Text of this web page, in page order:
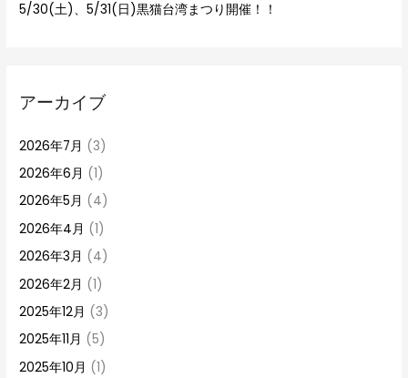
5/30(土)、5/31(日)黒猫台湾まつり開催！！
アーカイブ
2026年7月 (3)
2026年6月 (1)
2026年5月 (4)
2026年4月 (1)
2026年3月 (4)
2026年2月 (1)
2025年12月 (3)
2025年11月 (5)
2025年10月 (1)